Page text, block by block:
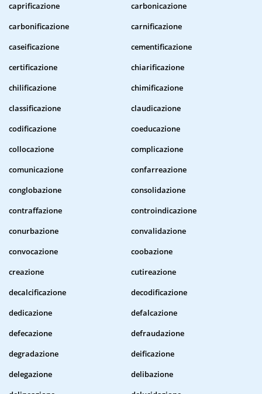
caprificazione
carbonicazione
carbonificazione
carnificazione
caseificazione
cementificazione
certificazione
chiarificazione
chilificazione
chimificazione
classificazione
claudicazione
codificazione
coeducazione
collocazione
complicazione
comunicazione
confarreazione
conglobazione
consolidazione
contraffazione
controindicazione
conurbazione
convalidazione
convocazione
coobazione
creazione
cutireazione
decalcificazione
decodificazione
dedicazione
defalcazione
defecazione
defraudazione
degradazione
deificazione
delegazione
delibazione